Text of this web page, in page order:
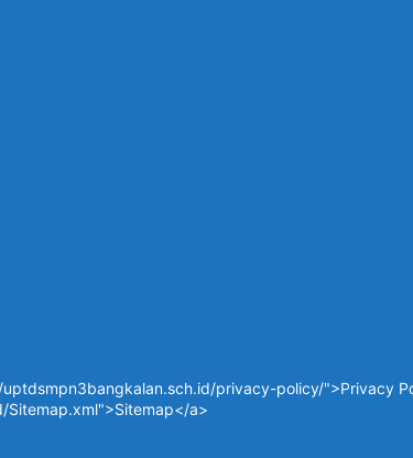
privacy-policy/">Privacy
a>